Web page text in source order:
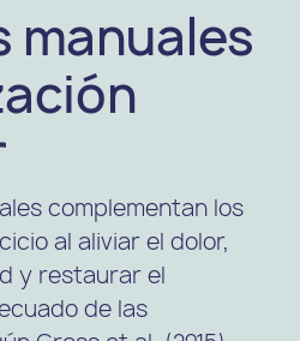
manuales
complementan los
al aliviar el dolor,
y restaurar el
de las